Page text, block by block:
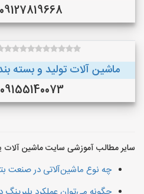
09127819668 (قزوین)
ماشین آلات توليد و بسته
09155140073 (مشهد )
سایر مطالب آموزشی سایت ماشین آلات
چه نوع ماشین‌آلاتی در صنعت